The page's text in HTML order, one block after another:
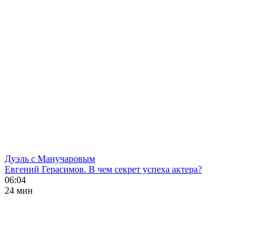
Дуэль с Манучаровым
Евгений Герасимов. В чем секрет успеха актера?
06:04
24 мин